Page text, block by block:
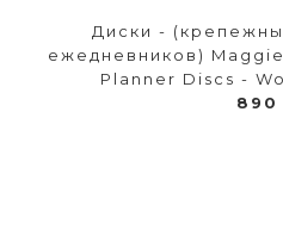
Диски -
ежедневников)
Planner Discs -
890